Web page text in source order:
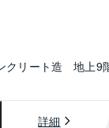
クリート造　地上9
詳細